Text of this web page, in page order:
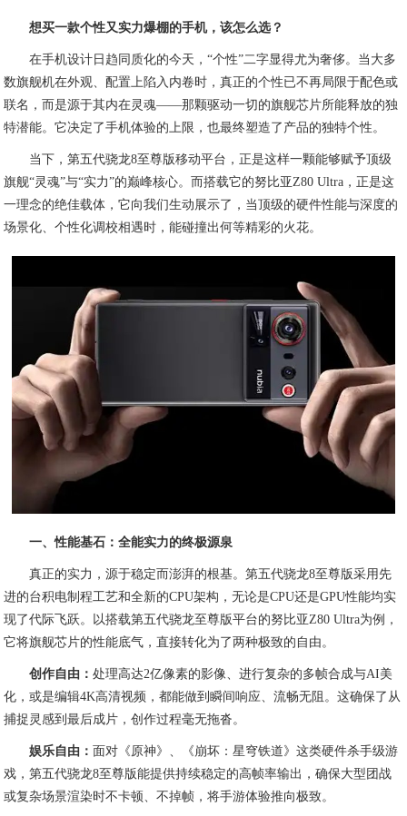
想买一款个性又实力爆棚的手机，该怎么选？
在手机设计日趋同质化的今天，“个性”二字显得尤为奢侈。当大多
数旗舰机在外观、配置上陷入内卷时，真正的个性已不再局限于配色或
联名，而是源于其内在灵魂——那颗驱动一切的旗舰芯片所能释放的独
特潜能。它决定了手机体验的上限，也最终塑造了产品的独特个性。
当下，第五代骁龙8至尊版移动平台，正是这样一颗能够赋予顶级
旗舰“灵魂”与“实力”的巅峰核心。而搭载它的努比亚Z80 Ultra，正是这
一理念的绝佳载体，它向我们生动展示了，当顶级的硬件性能与深度的
场景化、个性化调校相遇时，能碰撞出何等精彩的火花。
一、性能基石：全能实力的终极源泉
真正的实力，源于稳定而澎湃的根基。第五代骁龙8至尊版采用先
进的台积电制程工艺和全新的CPU架构，无论是CPU还是GPU性能均实
现了代际飞跃。以搭载第五代骁龙至尊版平台的努比亚Z80 Ultra为例，
它将旗舰芯片的性能底气，直接转化为了两种极致的自由。
创作自由：处理高达2亿像素的影像、进行复杂的多帧合成与AI美
化，或是编辑4K高清视频，都能做到瞬间响应、流畅无阻。这确保了从
捕捉灵感到最后成片，创作过程毫无拖沓。
娱乐自由： 面对《原神》、《崩坏：星穹铁道》这类硬件杀手级游
戏，第五代骁龙8至尊版能提供持续稳定的高帧率输出，确保大型团战
或复杂场景渲染时不卡顿、不掉帧，将手游体验推向极致。